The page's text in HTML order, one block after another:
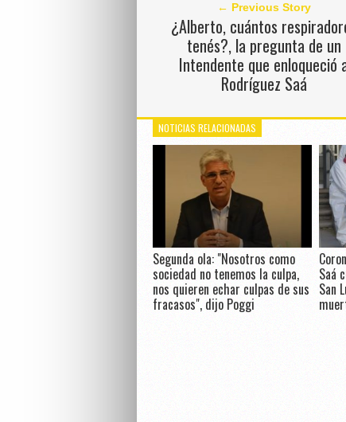
← Previous Story
¿Alberto, cuántos
tenés?, la pregunta de un
Intendente que enloqueció
Rodríguez Saá
NOTICIAS RELACIONADAS
Segunda ola: "Nosotros como
sociedad no tenemos la culpa,
nos quieren echar culpas de sus
fracasos", dijo Poggi
Saá
San